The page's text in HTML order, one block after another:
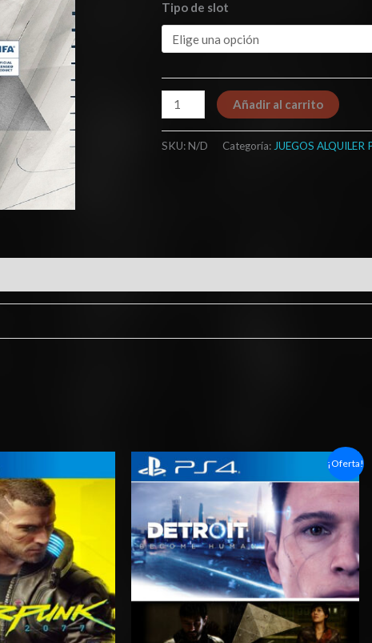
Tipo de slot
Añadir al carrito
SKU:N/D Categoría:JUEGOS ALQUILER
¡Oferta!
de
precios:
$10.03
hasta
$17.03